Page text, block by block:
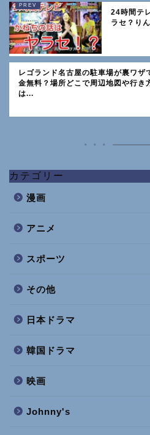
24時間テ
ラセ？り
レゴランド名古屋の駐車場が裏ワザ
金無料？場所どこで周辺地図や行き
は...
カテゴリー
漫画
アニメ
スポーツ
その他
日本ドラマ
韓国ドラマ
映画
Johnny's